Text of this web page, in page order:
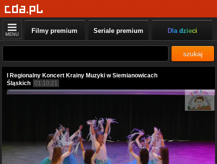
MENU Filmy premium Seriale premium Dla dzieci
szukaj
I Regionalny Koncert Krainy Muzyki w Siemianowicach
Śląskich 01:10:21